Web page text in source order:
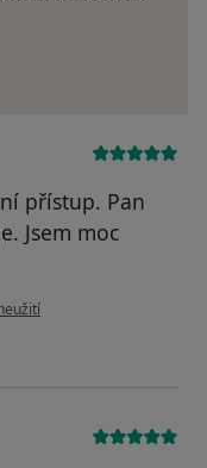
přístup. Pan
Jsem moc
uživatele M.D.